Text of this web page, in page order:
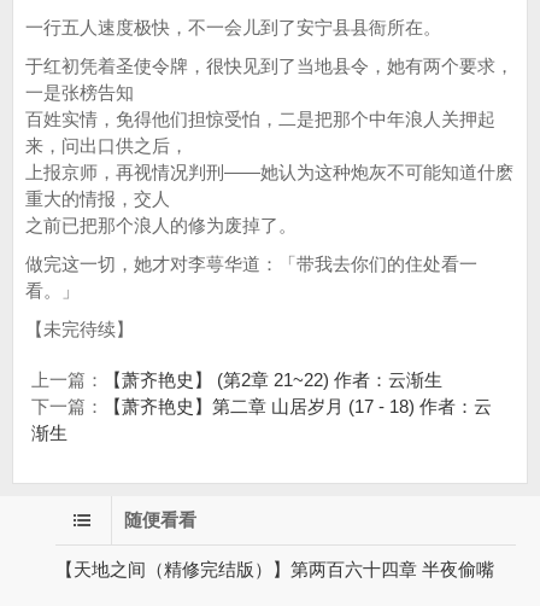
一行五人速度极快，不一会儿到了安宁县县衙所在。
于红初凭着圣使令牌，很快见到了当地县令，她有两个要求，
一是张榜告知
百姓实情，免得他们担惊受怕，二是把那个中年浪人关押起
来，问出口供之后，
上报京师，再视情况判刑——她认为这种炮灰不可能知道什麽
重大的情报，交人
之前已把那个浪人的修为废掉了。
做完这一切，她才对李萼华道：「带我去你们的住处看一
看。」
【未完待续】
上一篇：
【萧齐艳史】 (第2章 21~22) 作者：云渐生
下一篇：
【萧齐艳史】第二章 山居岁月 (17 - 18) 作者：云
渐生
随便看看
【天地之间（精修完结版）】第两百六十四章 半夜偷嘴